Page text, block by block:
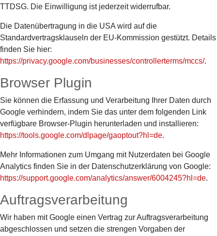
TTDSG. Die Einwilligung ist jederzeit widerrufbar.
Die Datenübertragung in die USA wird auf die
Standardvertragsklauseln der EU-Kommission gestützt. Details
finden Sie hier:
https://privacy.google.com/businesses/controllerterms/mccs/.
Browser Plugin
Sie können die Erfassung und Verarbeitung Ihrer Daten durch
Google verhindern, indem Sie das unter dem folgenden Link
verfügbare Browser-Plugin herunterladen und installieren:
https://tools.google.com/dlpage/gaoptout?hl=de.
Mehr Informationen zum Umgang mit Nutzerdaten bei Google
Analytics finden Sie in der Datenschutzerklärung von Google:
https://support.google.com/analytics/answer/6004245?hl=de.
Auftragsverarbeitung
Wir haben mit Google einen Vertrag zur Auftragsverarbeitung
abgeschlossen und setzen die strengen Vorgaben der